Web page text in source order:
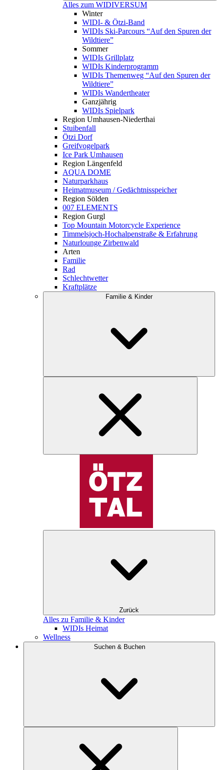
Alles zum WIDIVERSUM
Winter
WIDI- & Ötzi-Band
WIDIs Ski-Parcours “Auf den Spuren der
Wildtiere”
Sommer
WIDIs Grillplatz
WIDIs Kinderprogramm
WIDIs Themenweg “Auf den Spuren der
Wildtiere”
WIDIs Wandertheater
Ganzjährig
WIDIs Spielpark
Region Umhausen-Niederthai
Stuibenfall
Ötzi Dorf
Greifvogelpark
Ice Park Umhausen
Region Längenfeld
AQUA DOME
Naturparkhaus
Heimatmuseum / Gedächtnisspeicher
Region Sölden
007 ELEMENTS
Region Gurgl
Top Mountain Motorcycle Experience
Timmelsjoch-Hochalpenstraße & Erfahrung
Naturlounge Zirbenwald
Arten
Familie
Rad
Schlechtwetter
Kraftplätze
Familie & Kinder
Zurück
Alles zu Familie & Kinder
WIDIs Heimat
Wellness
Suchen & Buchen